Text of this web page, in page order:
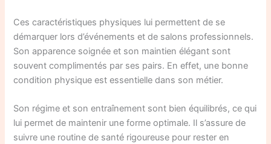
Ces caractéristiques physiques lui permettent de se
démarquer lors d’événements et de salons professionnels.
Son apparence soignée et son maintien élégant sont
souvent complimentés par ses pairs. En effet, une bonne
condition physique est essentielle dans son métier.
Son régime et son entraînement sont bien équilibrés, ce qui
lui permet de maintenir une forme optimale. Il s’assure de
suivre une routine de santé rigoureuse pour rester en